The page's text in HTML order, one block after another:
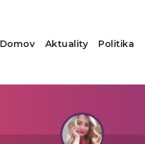
Domov Aktuality Politika